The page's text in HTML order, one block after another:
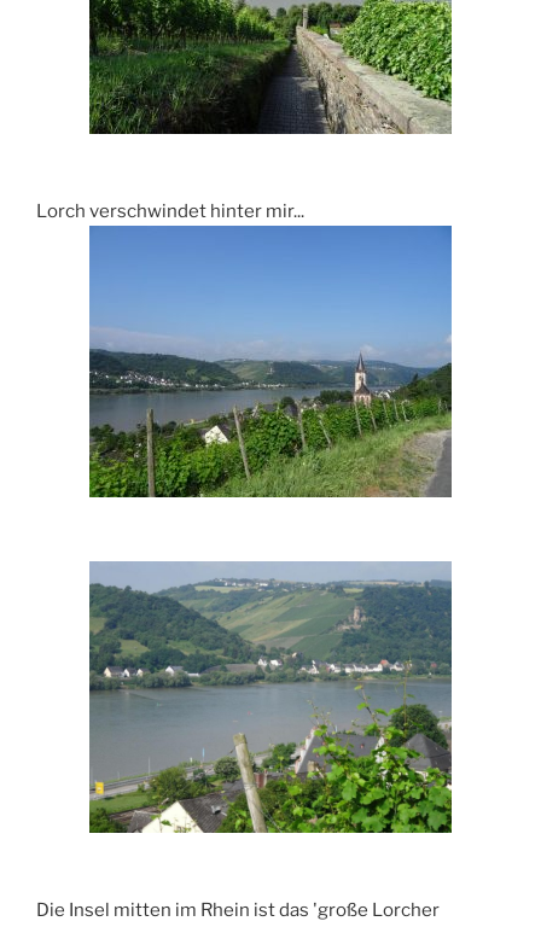
Lorch verschwindet hinter mir...
Die Insel mitten im Rhein ist das 'große Lorcher